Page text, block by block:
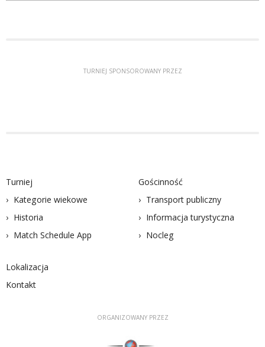
TURNIEJ SPONSOROWANY PRZEZ
Turniej
Kategorie wiekowe
Historia
Match Schedule App
Gościnność
Transport publiczny
Informacja turystyczna
Nocleg
Lokalizacja
Kontakt
ORGANIZOWANY PRZEZ